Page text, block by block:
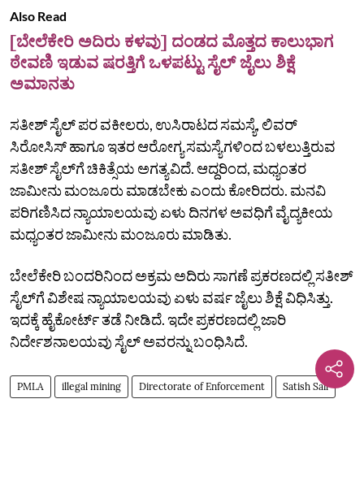
Also Read
[ಬೇಲೆಕೇರಿ ಅದಿರು ಕಳವು] ದಂಡದ ಮೊತ್ತದ ಕಾಲುಭಾಗ
ಠೇವಣಿ ಇಡುವ ಷರತ್ತಿಗೆ ಒಳಪಟ್ಟು ಸೈಲ್‌ ಜೈಲು ಶಿಕ್ಷೆ
ಅಮಾನತು
ಸತೀಶ್ ಸೈಲ್ ಪರ ವಕೀಲರು, ಉಸಿರಾಟದ ಸಮಸ್ಯೆ, ಲಿವರ್
ಸಿರೋಸಿಸ್‌ ಹಾಗೂ ಇತರ ಆರೋಗ್ಯ ಸಮಸ್ಯೆಗಳಿಂದ ಬಳಲುತ್ತಿರುವ
ಸತೀಶ್ ಸೈಲ್‌ಗೆ ಚಿಕಿತ್ಸೆಯ ಅಗತ್ಯವಿದೆ. ಆದ್ದರಿಂದ, ಮಧ್ಯಂತರ
ಜಾಮೀನು ಮಂಜೂರು ಮಾಡಬೇಕು ಎಂದು ಕೋರಿದರು. ಮನವಿ
ಪರಿಗಣಿಸಿದ ನ್ಯಾಯಾಲಯವು ಏಳು ದಿನಗಳ ಅವಧಿಗೆ ವೈದ್ಯಕೀಯ
ಮಧ್ಯಂತರ ಜಾಮೀನು ಮಂಜೂರು ಮಾಡಿತು.
ಬೇಲೆಕೇರಿ ಬಂದರಿನಿಂದ ಅಕ್ರಮ ಅದಿರು ಸಾಗಣೆ ಪ್ರಕರಣದಲ್ಲಿ ಸತೀಶ್‌
ಸೈಲ್‌ಗೆ ವಿಶೇಷ ನ್ಯಾಯಾಲಯವು ಏಳು ವರ್ಷ ಜೈಲು ಶಿಕ್ಷೆ ವಿಧಿಸಿತ್ತು.
ಇದಕ್ಕೆ ಹೈಕೋರ್ಟ್‌ ತಡೆ ನೀಡಿದೆ. ಇದೇ ಪ್ರಕರಣದಲ್ಲಿ ಜಾರಿ
ನಿರ್ದೇಶನಾಲಯವು ಸೈಲ್‌ ಅವರನ್ನು ಬಂಧಿಸಿದೆ.
PMLA illegal mining Directorate of Enforcement Satish Sail